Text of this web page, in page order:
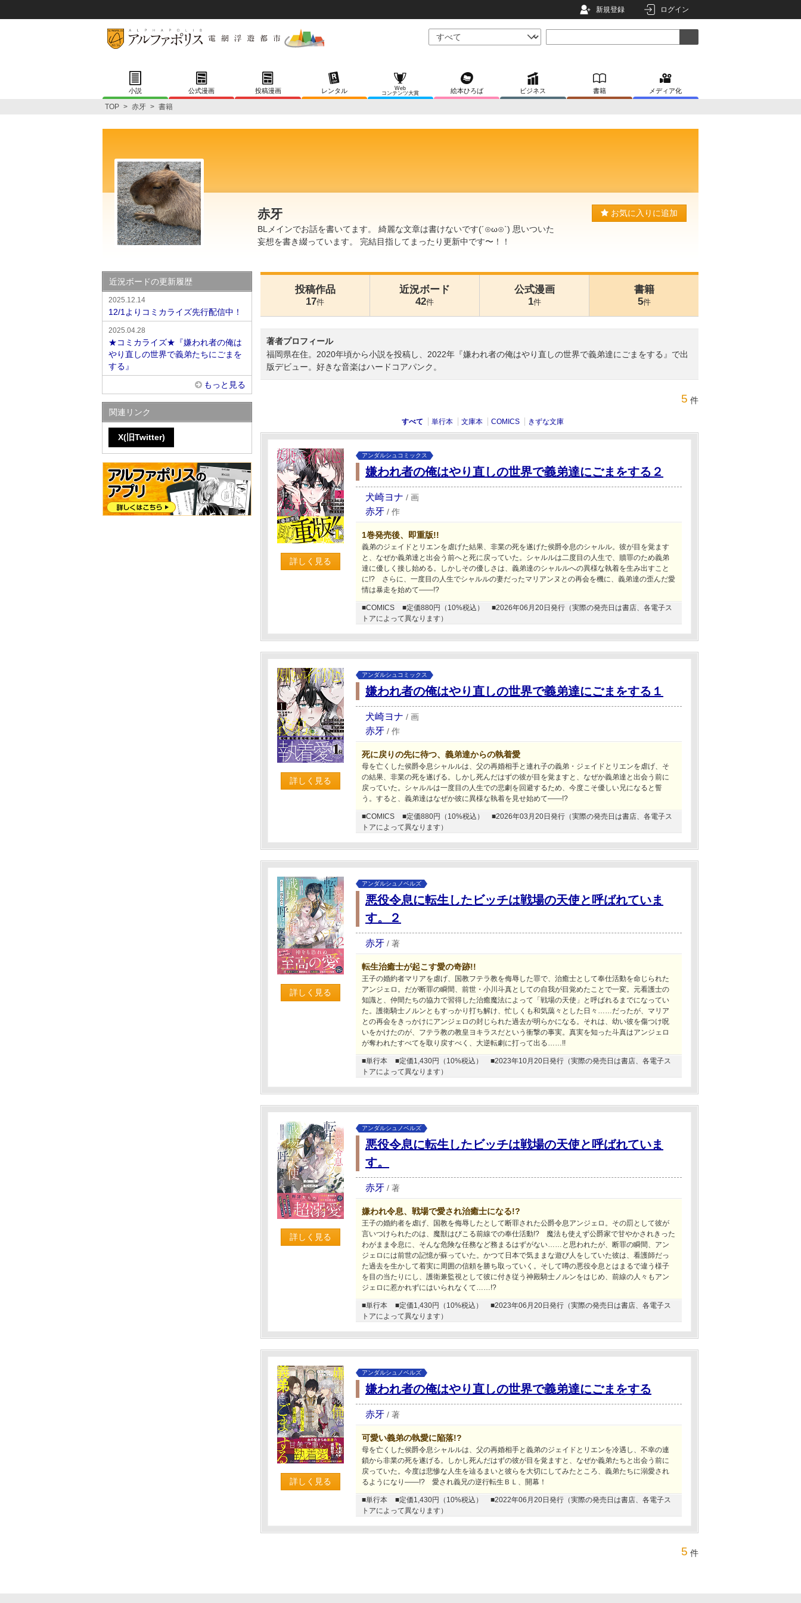
新規登録 ログイン
小説 公式漫画 投稿漫画 レンタル
Web
コンテンツ大賞
絵本ひろば ビジネス 書籍 メディア化
TOP > 赤牙 > 書籍
赤牙
BLメインでお話を書いてます。 綺麗な文章は書けないです(´⊙ω⊙`) 思いついた
妄想を書き綴っています。 完結目指してまったり更新中です〜！！
お気に入りに追加
投稿作品
17件
近況ボード
42件
公式漫画
1件
書籍
5件
著者プロフィール
福岡県在住。2020年頃から小説を投稿し、2022年『嫌われ者の俺はやり直しの世界で義弟達にごまをする』で出
版デビュー。好きな音楽はハードコアパンク。
5 件
すべて 単行本 文庫本 COMICS きずな文庫
詳しく見る
アンダルシュコミックス
嫌われ者の俺はやり直しの世界で義弟達にごまをする２
犬崎ヨナ / 画
赤牙 / 作
1巻発売後、即重版!!
義弟のジェイドとリエンを虐げた結果、非業の死を遂げた侯爵令息のシャルル。彼が目を覚ます
と、なぜか義弟達と出会う前へと死に戻っていた。シャルルは二度目の人生で、贖罪のため義弟
達に優しく接し始める。しかしその優しさは、義弟達のシャルルへの異様な執着を生み出すこと
に!? さらに、一度目の人生でシャルルの妻だったマリアンヌとの再会を機に、義弟達の歪んだ愛
情は暴走を始めて――!?
■COMICS ■定価880円（10%税込）
■2026年06月20日発行（実際の発売日は書店、各電子ス
トアによって異なります）
詳しく見る
アンダルシュコミックス
嫌われ者の俺はやり直しの世界で義弟達にごまをする１
犬崎ヨナ / 画
赤牙 / 作
死に戻りの先に待つ、義弟達からの執着愛
母を亡くした侯爵令息シャルルは、父の再婚相手と連れ子の義弟・ジェイドとリエンを虐げ、そ
の結果、非業の死を遂げる。しかし死んだはずの彼が目を覚ますと、なぜか義弟達と出会う前に
戻っていた。シャルルは一度目の人生での悲劇を回避するため、今度こそ優しい兄になると誓
う。すると、義弟達はなぜか彼に異様な執着を見せ始めて――!?
■COMICS ■定価880円（10%税込）
■2026年03月20日発行（実際の発売日は書店、各電子ス
トアによって異なります）
詳しく見る
アンダルシュノベルズ
悪役令息に転生したビッチは戦場の天使と呼ばれていま
す。２
赤牙 / 著
転生治癒士が起こす愛の奇跡!!
王子の婚約者マリアを虐げ、国教フテラ教を侮辱した罪で、治癒士として奉仕活動を命じられた
アンジェロ。だが断罪の瞬間、前世・小川斗真としての自我が目覚めたことで一変。元看護士の
知識と、仲間たちの協力で習得した治癒魔法によって「戦場の天使」と呼ばれるまでになってい
た。護衛騎士ノルンともすっかり打ち解け、忙しくも和気藹々とした日々……だったが、マリア
との再会をきっかけにアンジェロの封じられた過去が明らかになる。それは、幼い彼を傷つけ呪
いをかけたのが、フテラ教の教皇ヨキラスだという衝撃の事実。真実を知った斗真はアンジェロ
が奪われたすべてを取り戻すべく、大逆転劇に打って出る……!!
■単行本 ■定価1,430円（10%税込）
■2023年10月20日発行（実際の発売日は書店、各電子ス
トアによって異なります）
詳しく見る
アンダルシュノベルズ
悪役令息に転生したビッチは戦場の天使と呼ばれていま
す。
赤牙 / 著
嫌われ令息、戦場で愛され治癒士になる!?
王子の婚約者を虐げ、国教を侮辱したとして断罪された公爵令息アンジェロ。その罰として彼が
言いつけられたのは、魔獣はびこる前線での奉仕活動!? 魔法も使えず公爵家で甘やかされきった
わがまま令息に、そんな危険な任務など務まるはずがない……と思われたが、断罪の瞬間、アン
ジェロには前世の記憶が蘇っていた。かつて日本で気ままな遊び人をしていた彼は、看護師だっ
た過去を生かして着実に周囲の信頼を勝ち取っていく。そして噂の悪役令息とはまるで違う様子
を目の当たりにし、護衛兼監視として彼に付き従う神殿騎士ノルンをはじめ、前線の人々もアン
ジェロに惹かれずにはいられなくて……!?
■単行本 ■定価1,430円（10%税込）
■2023年06月20日発行（実際の発売日は書店、各電子ス
トアによって異なります）
詳しく見る
アンダルシュノベルズ
嫌われ者の俺はやり直しの世界で義弟達にごまをする
赤牙 / 著
可愛い義弟の執愛に陥落!?
母を亡くした侯爵令息シャルルは、父の再婚相手と義弟のジェイドとリエンを冷遇し、不幸の連
鎖から非業の死を遂げる。しかし死んだはずの彼が目を覚ますと、なぜか義弟たちと出会う前に
戻っていた。今度は悲惨な人生を辿るまいと彼らを大切にしてみたところ、義弟たちに溺愛され
るようになり――!? 愛され義兄の逆行転生ＢＬ、開幕！
■単行本 ■定価1,430円（10%税込）
■2022年06月20日発行（実際の発売日は書店、各電子ス
トアによって異なります）
5 件
近況ボードの更新履歴
2025.12.14
12/1よりコミカライズ先行配信中！
2025.04.28
★コミカライズ★『嫌われ者の俺は
やり直しの世界で義弟たちにごまを
する』
もっと見る
関連リンク
X(旧Twitter)